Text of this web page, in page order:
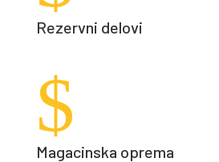
Rezervni delovi
$
Magacinska oprema